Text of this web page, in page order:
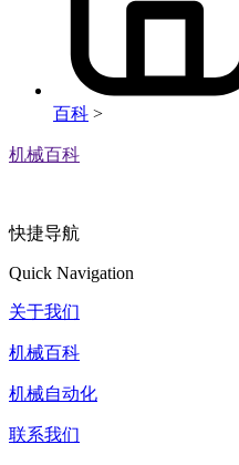
百科 >
机械百科
快捷导航
Quick Navigation
关于我们
机械百科
机械自动化
联系我们